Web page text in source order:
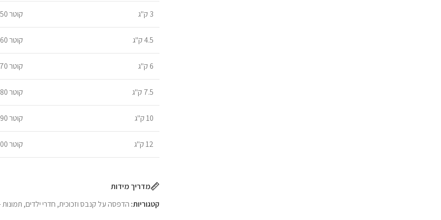
3 ק"ג קוטר 50
4.5 ק"ג קוטר 60
6 ק"ג קוטר 70
7.5 ק"ג קוטר 80
10 ק"ג קוטר 90
12 ק"ג קוטר 100
מדריך מידות
קטגוריות: הדפסה על קנבס וזכוכית, חדרי ילדים, תמונות